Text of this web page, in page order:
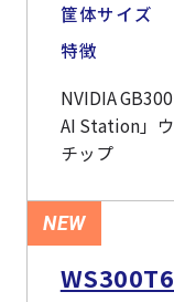
筐体サイズ
特徴
NVIDIA
AI Station」
チップ
NEW